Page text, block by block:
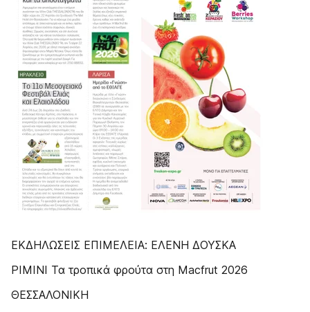
ΕΚΔΗΛΩΣΕΙΣ ΕΠΙΜΕΛΕΙΑ: ΕΛΕΝΗ ΔΟΥΣΚΑ
ΡΙΜΙΝΙ Τα τροπικά φρούτα στη Macfrut 2026
ΘΕΣΣΑΛΟΝΙΚΗ